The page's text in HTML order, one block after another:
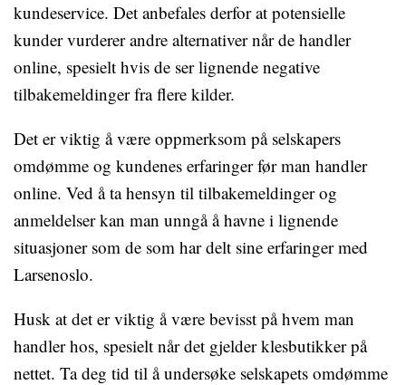
kundeservice. Det anbefales derfor at potensielle
kunder vurderer andre alternativer når de handler
online, spesielt hvis de ser lignende negative
tilbakemeldinger fra flere kilder.
Det er viktig å være oppmerksom på selskapers
omdømme og kundenes erfaringer før man handler
online. Ved å ta hensyn til tilbakemeldinger og
anmeldelser kan man unngå å havne i lignende
situasjoner som de som har delt sine erfaringer med
Larsenoslo.
Husk at det er viktig å være bevisst på hvem man
handler hos, spesielt når det gjelder klesbutikker på
nettet. Ta deg tid til å undersøke selskapets omdømme